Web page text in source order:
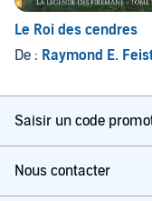
Le Roi des cendres
De : Raymond E.
Saisir un code
Nous contacter